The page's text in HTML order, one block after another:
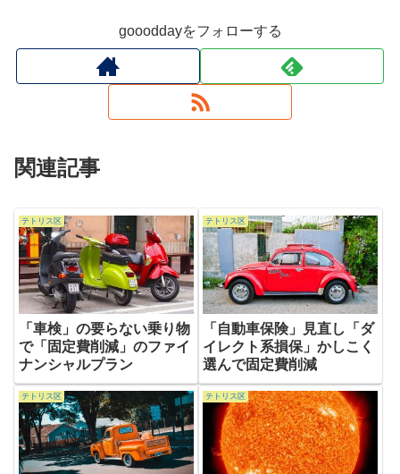
goooddayをフォローする
関連記事
テトリス区
「車検」の要らない乗り物
で「固定費削減」のファイ
ナンシャルプラン
テトリス区
「自動車保険」見直し「ダ
イレクト系損保」かしこく
選んで固定費削減
テトリス区 テトリス区